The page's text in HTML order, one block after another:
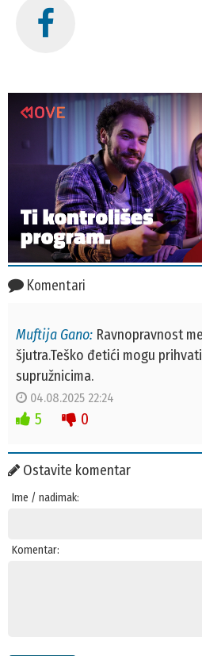
Komentari
Muftija Gano: Ravnopravnost
šjutra.Teško đetići mogu
supružnicima.
04.08.2025 22:24
5 0
Ostavite komentar
Ime / nadimak:
Komentar: